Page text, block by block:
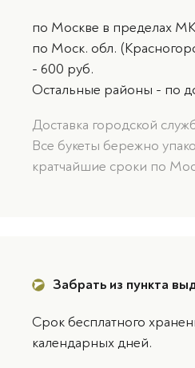
по Москве в пределах
по Моск. обл.
- 600 руб.
Остальные районы - по
Доставка городской
Все букеты бережно
кратчайшие сроки по
Забрать из пункта
Срок бесплатного
календарных дней.